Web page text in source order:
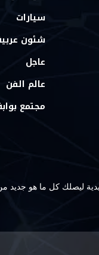
سيارات
شئون
عاجل
عالم الفن
مجتمع
ليصلك كل ما هو جديد